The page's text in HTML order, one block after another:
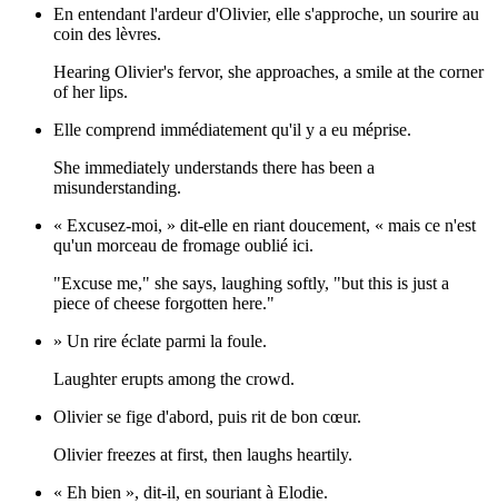
En entendant l'ardeur d'Olivier, elle s'approche, un sourire au
coin des lèvres.
Hearing Olivier's fervor, she approaches, a smile at the corner
of her lips.
Elle comprend immédiatement qu'il y a eu méprise.
She immediately understands there has been a
misunderstanding.
« Excusez-moi, » dit-elle en riant doucement, « mais ce n'est
qu'un morceau de fromage oublié ici.
"Excuse me," she says, laughing softly, "but this is just a
piece of cheese forgotten here."
» Un rire éclate parmi la foule.
Laughter erupts among the crowd.
Olivier se fige d'abord, puis rit de bon cœur.
Olivier freezes at first, then laughs heartily.
« Eh bien », dit-il, en souriant à Elodie.